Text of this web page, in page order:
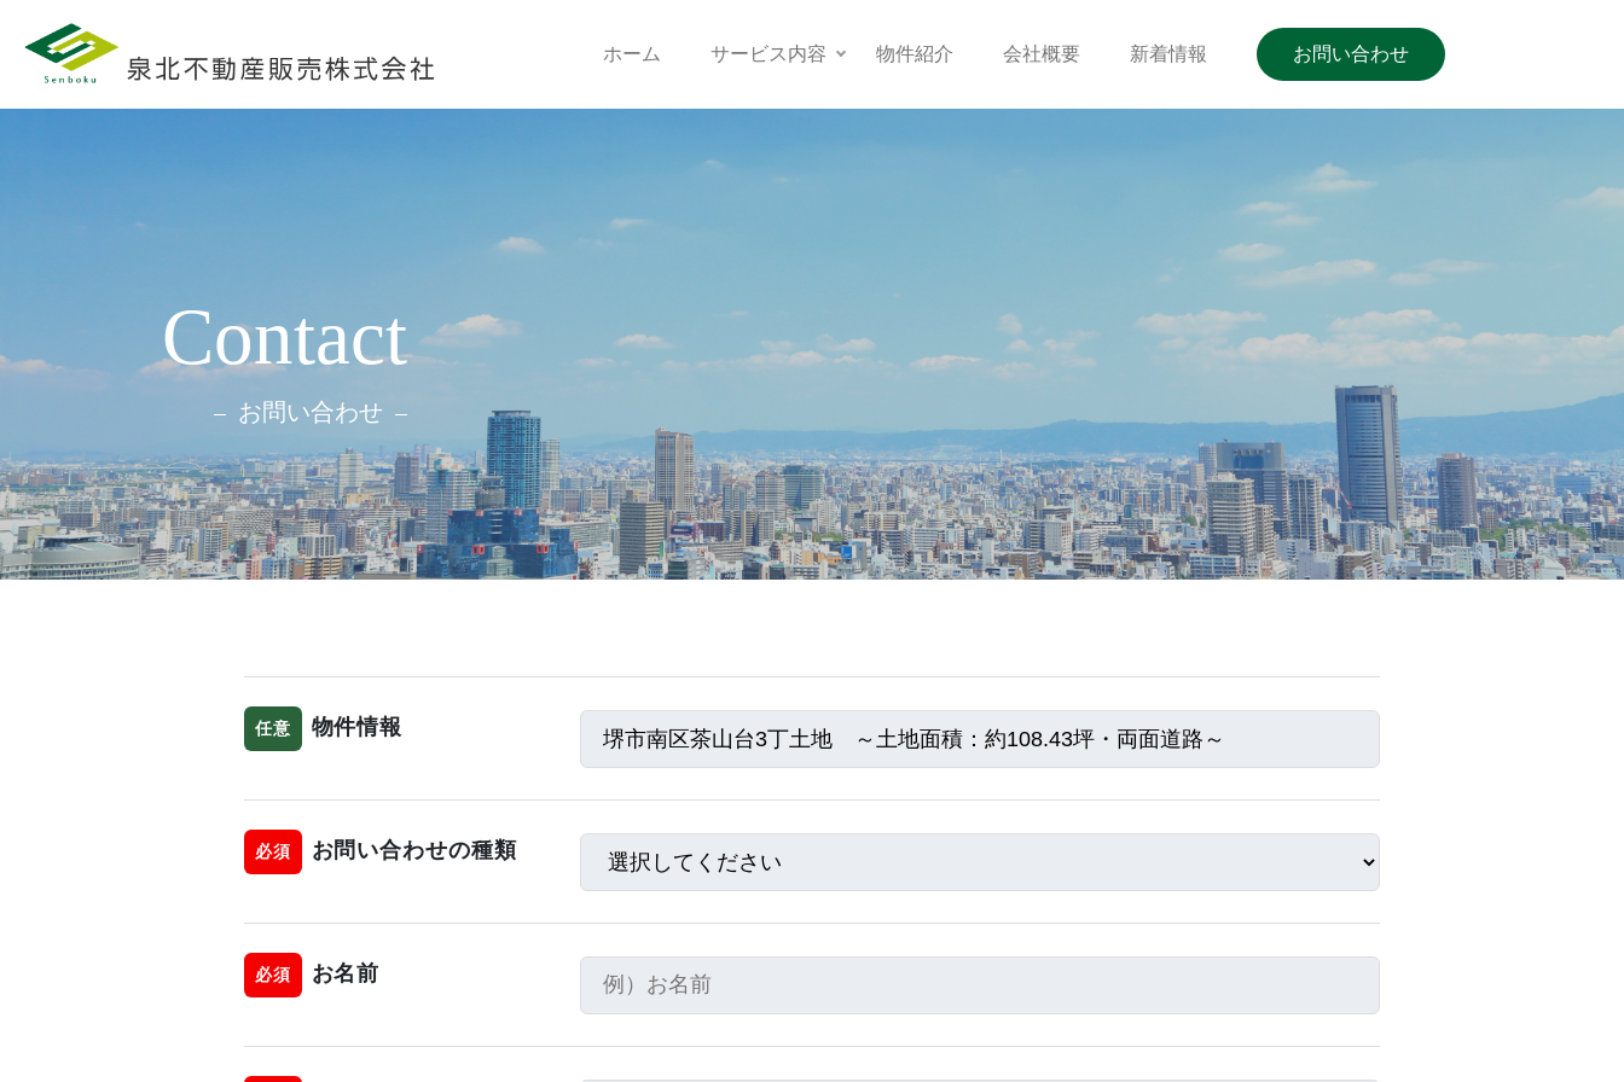
ホーム サービス内容 物件紹介 会社概要 新着情報 お問い合わせ
Contact
お問い合わせ
任意 物件情報
必須 お問い合わせの種類
必須 お名前